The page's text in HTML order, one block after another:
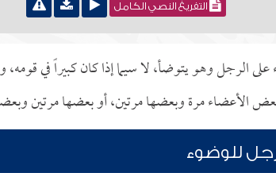
التفريغ النصي الكامل
الرجل وهو يتوضأ، لا سيما إذا كان كبيراً في قومه،
الأعضاء مرة وبعضها مرتين، أو بعضها مرتين
للوضوء